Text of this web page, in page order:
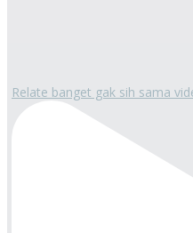
Relate banget gak sih sama